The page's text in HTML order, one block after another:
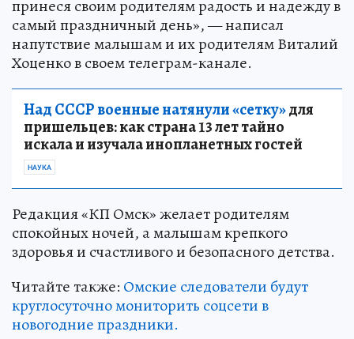
принеся своим родителям радость и надежду в
самый праздничный день», — написал
напутствие малышам и их родителям Виталий
Хоценко в своем телеграм-канале.
Над СССР военные натянули «сетку»для
пришельцев: как страна 13 лет тайно
искала и изучала инопланетных гостей
НАУКА
Редакция «КП Омск» желает родителям
спокойных ночей, а малышам крепкого
здоровья и счастливого и безопасного детства.
Читайте также: Омские следователи будут
круглосуточно мониторить соцсети в
новогодние праздники.